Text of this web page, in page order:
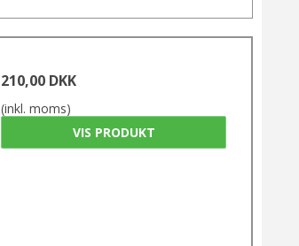
210,00 DKK
(inkl. moms)
VIS PRODUKT